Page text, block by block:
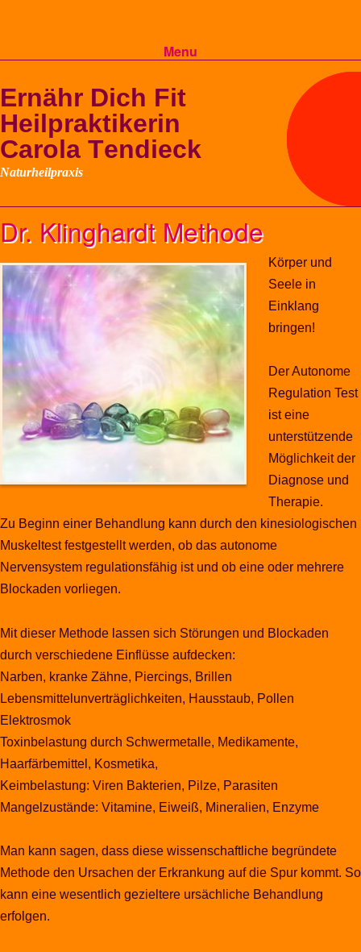
Menu
Dr. Klinghardt Methode
Körper und
Seele in
Einklang
bringen!
Der Autonome
Regulation Test
ist eine
unterstützende
Möglichkeit der
Diagnose und
Therapie.
Zu Beginn einer Behandlung kann durch den kinesiologischen
Muskeltest festgestellt werden, ob das autonome
Nervensystem regulationsfähig ist und ob eine oder mehrere
Blockaden vorliegen.
Mit dieser Methode lassen sich Störungen und Blockaden
durch verschiedene Einflüsse aufdecken:
Narben, kranke Zähne, Piercings, Brillen
Lebensmittelunverträglichkeiten, Hausstaub, Pollen
Elektrosmok
Toxinbelastung durch Schwermetalle, Medikamente,
Haarfärbemittel, Kosmetika,
Keimbelastung: Viren Bakterien, Pilze, Parasiten
Mangelzustände: Vitamine, Eiweiß, Mineralien, Enzyme
Man kann sagen, dass diese wissenschaftliche begründete
Methode den Ursachen der Erkrankung auf die Spur kommt. So
kann eine wesentlich gezieltere ursächliche Behandlung
erfolgen.